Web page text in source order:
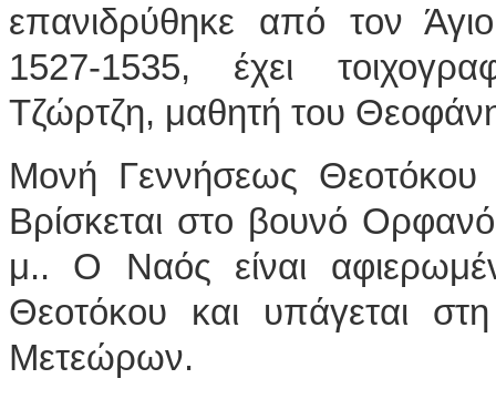
επανιδρύθηκε από τον
1527-1535, έχει
Τζώρτζη, μαθητή του
Μονή Γεννήσεως
Βρίσκεται στο βουνό
μ.. Ο Ναός είναι
Θεοτόκου και υπάγεται
Μετεώρων.